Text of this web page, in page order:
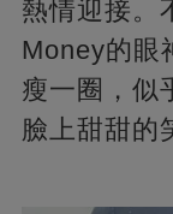
熱情迎接。
Money的眼
瘦一圈，似
臉上甜甜的